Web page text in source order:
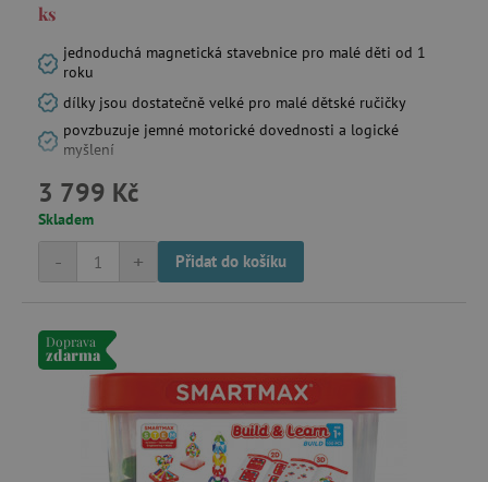
ks
jednoduchá magnetická stavebnice pro malé děti od 1
roku
dílky jsou dostatečně velké pro malé dětské ručičky
povzbuzuje jemné motorické dovednosti a logické
myšlení
3 799 Kč
Skladem
+
- Přidat do košíku
Doprava
zdarma